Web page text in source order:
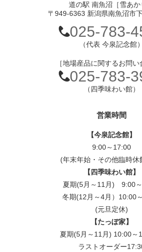
道の駅 南魚沼［雪あか
〒949-6363 新潟県南魚沼市
025-783-
（代表 今泉記念館）
［地場産品に関するお問い
025-783-
（四季味わい館）
営業時間
【今泉記念館】
9:00～17:00
(年末年始・その他臨時休
【四季味わい館】
夏期(5月～11月) 9:00
冬期(12月～4月）10:00
(元旦定休)
【たっぽ家】
夏期(5月～11月) 10:00
ラストオーダー